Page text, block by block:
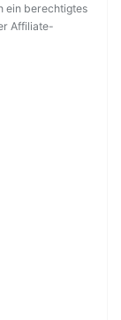
ein berechtigtes
Affiliate-